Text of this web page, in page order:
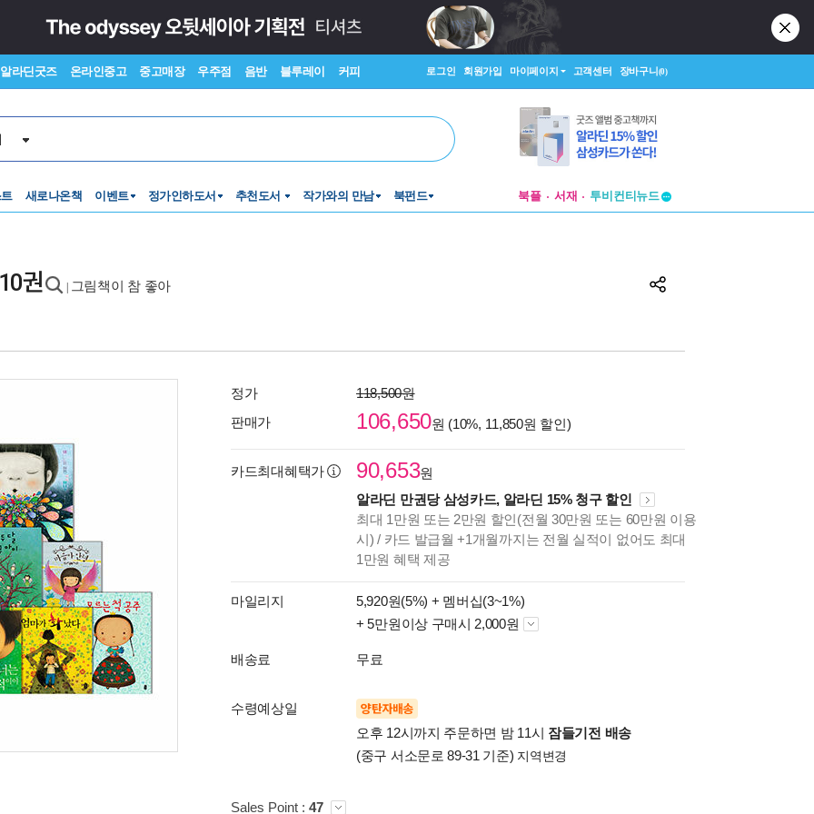
알라딘굿즈 온라인중고 중고매장 우주점 음반 블루레이 커피 로그인 회원가입 마이페이지 고객센터 장바구니(0)
새로나온책 이벤트 정가인하도서 추천도서 작가와의 만남 북펀드 북플 서재
창작플랫폼
권 그림책이 참 좋아
정가
118,500원
판매가
106,650원 (10%, 11,850원 할인)
카드최대혜택가 90,653원
알라딘 만권당 삼성카드, 알라딘 15% 청구 할인
최대 1만원 또는 2만원 할인(전월 30만원 또는 60만원 이용
시) / 카드 발급월 +1개월까지는 전월 실적이 없어도 최대
1만원 혜택 제공
마일리지 5,920원(5%) + 멤버십(3~1%)
+ 5만원이상 구매시 2,000원
배송료 무료
수령예상일 양탄자배송
오후 12시까지 주문하면 밤 11시 잠들기전 배송
(중구 서소문로 89-31 기준) 지역변경
Sales Point : 47